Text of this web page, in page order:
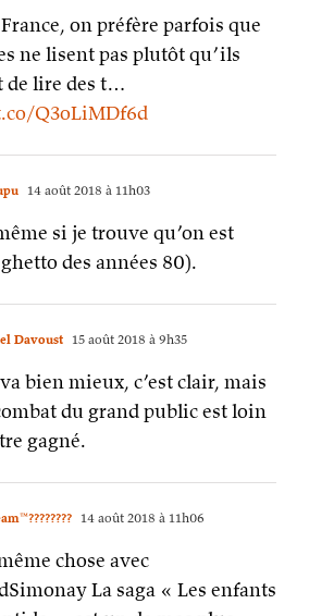
on préfère parfois que
ne lisent pas plutôt qu’ils
de lire des t…
Q3oLiMDf6d
14 août 2018 à 11h03
si je trouve qu’on est
des années 80).
Davoust 15 août 2018 à 9h35
bien mieux, c’est clair, mais
du grand public est loin
gagné.
14 août 2018 à 11h06
chose avec
La saga « Les enfants